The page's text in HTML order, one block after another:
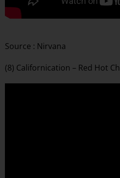
Source : Nirvana
(8) Californication – Red Hot